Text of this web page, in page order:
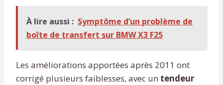
À lire aussi : Symptôme d’un problème de
boîte de transfert sur BMW X3 F25
Les améliorations apportées après 2011 ont
corrigé plusieurs faiblesses, avec un tendeur